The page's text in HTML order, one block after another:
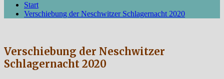
Start
Verschiebung der Neschwitzer Schlagernacht 2020
Verschiebung der Neschwitzer
Schlagernacht 2020